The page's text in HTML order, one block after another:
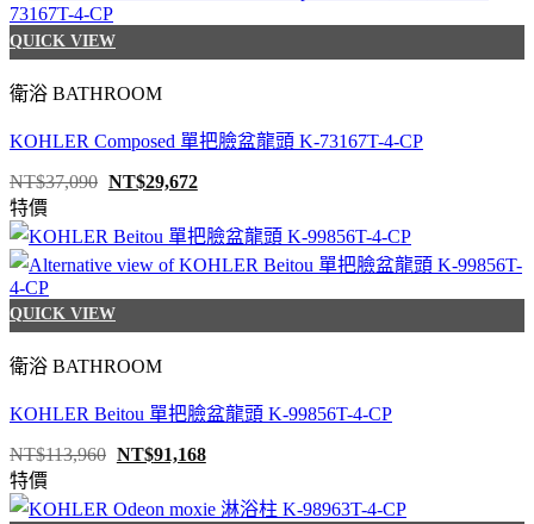
QUICK VIEW
衛浴 BATHROOM
KOHLER Composed 單把臉盆龍頭 K-73167T-4-CP
NT$37,090 原
格：
NT$37,090。
NT$29,672目
格：
NT$29,672。
特價
QUICK VIEW
衛浴 BATHROOM
KOHLER Beitou 單把臉盆龍頭 K-99856T-4-CP
NT$113,960 原
格：
NT$91,168目
格：
特價